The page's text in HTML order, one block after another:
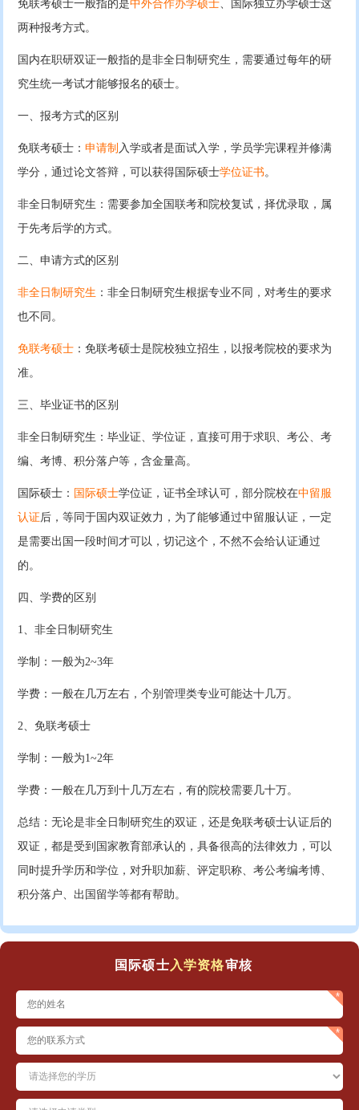
免联考硕士一般指的是中外合作办学硕士、国际独立办学硕士这
两种报考方式。
国内在职研双证一般指的是非全日制研究生，需要通过每年的研
究生统一考试才能够报名的硕士。
一、报考方式的区别
免联考硕士：申请制 入学或者是面试入学，学员学完课程并修满
学分，通过论文答辩，可以获得国际硕士学位证书。
非全日制研究生：需要参加全国联考和院校复试，择优录取，属
于先考后学的方式。
二、申请方式的区别
非全日制研究生 ：非全日制研究生根据专业不同，对考生的要求
也不同。
免联考硕士 ：免联考硕士是院校独立招生，以报考院校的要求为
准。
三、毕业证书的区别
非全日制研究生：毕业证、学位证，直接可用于求职、考公、考
编、考博、积分落户等，含金量高。
国际硕士： 国际硕士学位证，证书全球认可，部分院校在中留服
认证后，等同于国内双证效力，为了能够通过中留服认证，一定
是需要出国一段时间才可以，切记这个，不然不会给认证通过
的。
四、学费的区别
1、非全日制研究生
学制：一般为2~3年
学费：一般在几万左右，个别管理类专业可能达十几万。
2、免联考硕士
学制：一般为1~2年
学费：一般在几万到十几万左右，有的院校需要几十万。
总结：无论是非全日制研究生的双证，还是免联考硕士认证后的
双证，都是受到国家教育部承认的，具备很高的法律效力，可以
同时提升学历和学位，对升职加薪、评定职称、考公考编考博、
积分落户、出国留学等都有帮助。
国际硕士 入学资格审核